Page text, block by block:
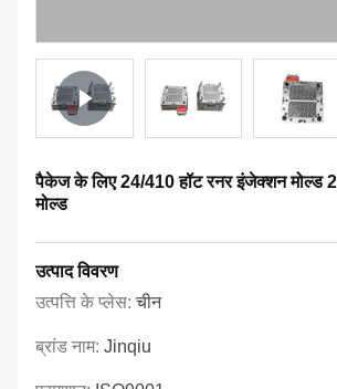
पैकेज के लिए 24/410 हॉट रनर इंजेक्शन मोल्ड
मोल्ड
उत्पाद विवरण
उत्पत्ति के प्लेस:चीन
ब्रांड नाम: Jinqiu